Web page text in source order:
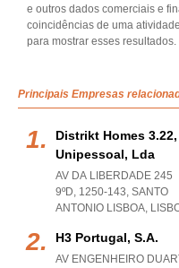
e outros dados comerciais e
coincidências de uma
para mostrar esses resultados.
Principais Empresas
Distrikt Homes 3.22,
Unipessoal, Lda
AV DA LIBERDADE 245
9ºD, 1250-143, SANTO
ANTONIO LISBOA,
H3 Portugal, S.a.
AV ENGENHEIRO